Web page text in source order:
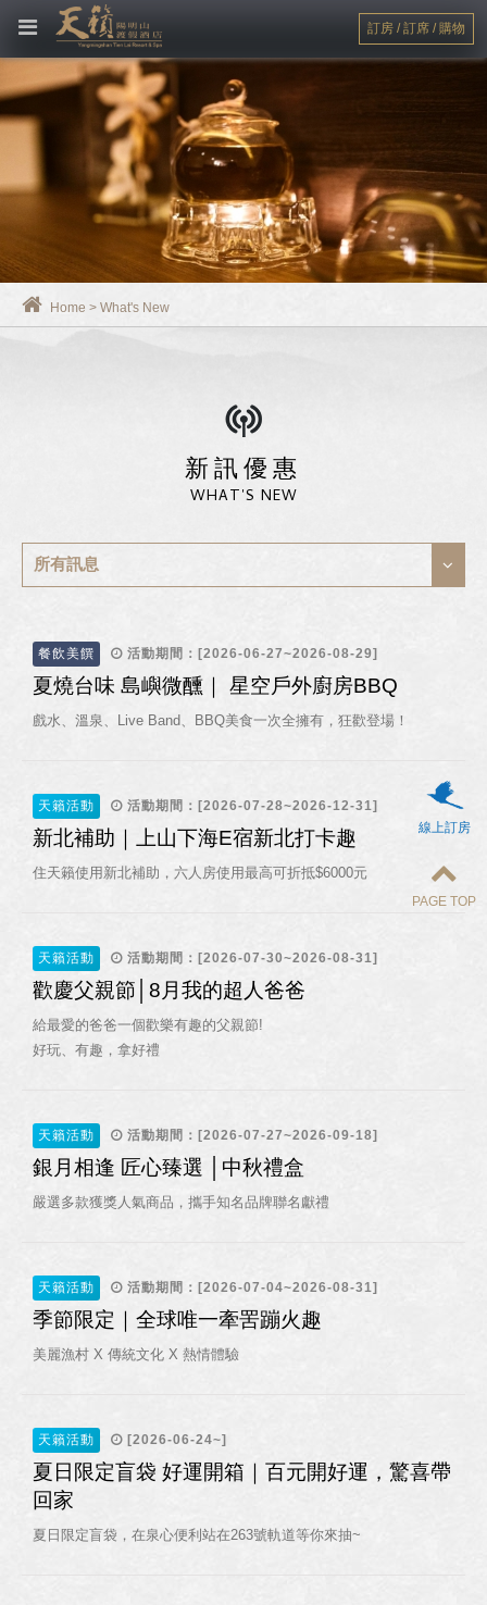
訂房 / 訂席 / 購物
Home > What's New
新訊優惠
WHAT'S NEW
所有訊息
餐飲美饌 活動期間：[2026-06-27~2026-08-29]
夏燒台味 島嶼微醺｜ 星空戶外廚房BBQ
戲水、溫泉、Live Band、BBQ美食一次全擁有，狂歡登場！
天籟活動 活動期間：[2026-07-28~2026-12-31]
新北補助｜上山下海E宿新北打卡趣
住天籟使用新北補助，六人房使用最高可折抵$6000元
天籟活動 活動期間：[2026-07-30~2026-08-31]
歡慶父親節│8月我的超人爸爸
給最愛的爸爸一個歡樂有趣的父親節!
好玩、有趣，拿好禮
天籟活動 活動期間：[2026-07-27~2026-09-18]
銀月相逢 匠心臻選 │中秋禮盒
嚴選多款獲獎人氣商品，攜手知名品牌聯名獻禮
天籟活動 活動期間：[2026-07-04~2026-08-31]
季節限定｜全球唯一牽罟蹦火趣
美麗漁村 X 傳統文化 X 熱情體驗
天籟活動 [2026-06-24~]
夏日限定盲袋 好運開箱｜百元開好運，驚喜帶
回家
夏日限定盲袋，在泉心便利站在263號軌道等你來抽~
線上訂房
PAGE TOP